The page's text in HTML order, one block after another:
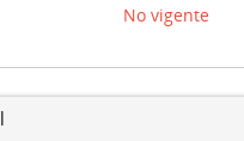
No vigente